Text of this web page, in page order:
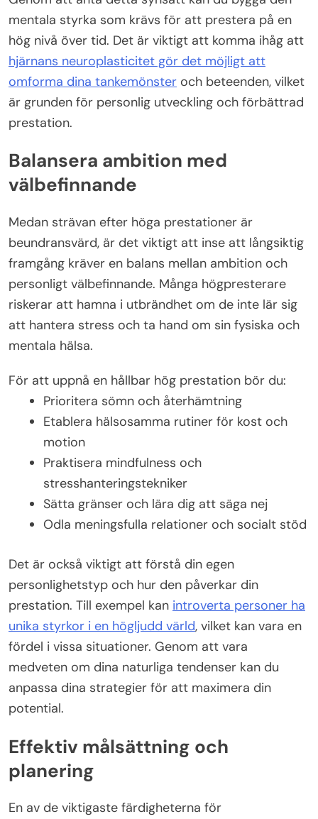
mentala styrka som krävs för att prestera på en
hög nivå över tid. Det är viktigt att komma ihåg att
hjärnans neuroplasticitet gör det möjligt att
omforma dina tankemönster och beteenden, vilket
är grunden för personlig utveckling och förbättrad
prestation.
Balansera ambition med
välbefinnande
Medan strävan efter höga prestationer är
beundransvärd, är det viktigt att inse att långsiktig
framgång kräver en balans mellan ambition och
personligt välbefinnande. Många högpresterare
riskerar att hamna i utbrändhet om de inte lär sig
att hantera stress och ta hand om sin fysiska och
mentala hälsa.
För att uppnå en hållbar hög prestation bör du:
Prioritera sömn och återhämtning
Etablera hälsosamma rutiner för kost och
motion
Praktisera mindfulness och
stresshanteringstekniker
Sätta gränser och lära dig att säga nej
Odla meningsfulla relationer och socialt stöd
Det är också viktigt att förstå din egen
personlighetstyp och hur den påverkar din
prestation. Till exempel kan introverta personer ha
unika styrkor i en högljudd värld, vilket kan vara en
fördel i vissa situationer. Genom att vara
medveten om dina naturliga tendenser kan du
anpassa dina strategier för att maximera din
potential.
Effektiv målsättning och
planering
En av de viktigaste färdigheterna för